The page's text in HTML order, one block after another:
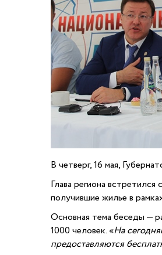
В четверг, 16 мая,
Глава региона
получившие жилье в
Основная тема беседы —
1000 человек. «На
предоставляются